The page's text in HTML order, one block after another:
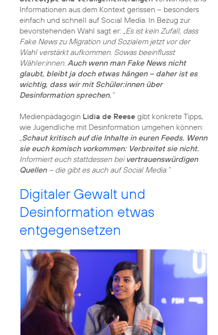
Informationen aus dem Kontext gerissen – besonders
einfach und schnell auf Social Media. In Bezug zur
bevorstehenden Wahl sagt er: „Es ist kein Zufall, dass
Fake News zu Migration und Sozialem jetzt vor der
Wahl verstärkt aufkommen. Sowas beeinflusst
Wähler:innen. Auch wenn man Fake News nicht
glaubt, bleibt ja doch etwas hängen – daher ist es
wichtig, dass wir mit Schüler:innen über
Desinformation sprechen. “
Medienpädagogin Lidia de Reese gibt konkrete Tipps,
wie Jugendliche mit Desinformation umgehen können:
„Schaut kritisch auf die Inhalte in euren Feeds. Wenn
sie euch komisch vorkommen: Verbreitet sie nicht.
Informiert euch stattdessen bei vertrauenswürdigen
Quellen– die gibt es auch auf Social Media.“
Digitaler Gewalt und
Desinformation etwas
entgegensetzen